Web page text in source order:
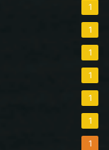
1
1
1
1
1
1
1